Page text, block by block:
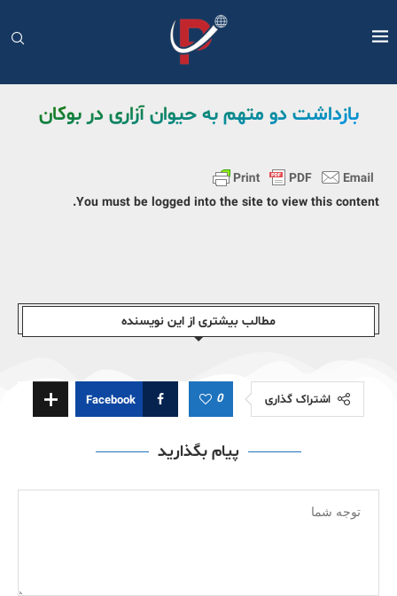
بازداشت دو متهم به حیوان آزاری در بوکان
You must be logged into the site to view this content.
مطالب بیشتری از این نویسندە
اشتراک گذاری 0
Facebook
پیام بگذارید